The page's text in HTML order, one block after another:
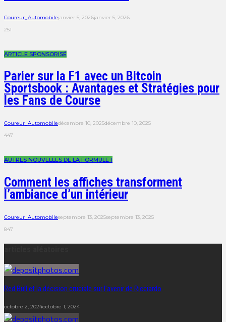
Coureur_Automobilejanvier 5, 2026janvier 5, 2026
251
ARTICLE SPONSORISÉ
Parier sur la F1 avec un Bitcoin
Sportsbook : Avantages et Stratégies pour
les Fans de Course
Coureur_Automobiledécembre 10, 2025décembre 10, 2025
447
AUTRES NOUVELLES DE LA FORMULE 1
Comment les affiches transforment
l’ambiance d’un intérieur
Coureur_Automobileseptembre 13, 2025septembre 13, 2025
847
Red Bull et la décision cruciale sur l’avenir de Ricciardo
octobre 2, 2024octobre 1, 2024